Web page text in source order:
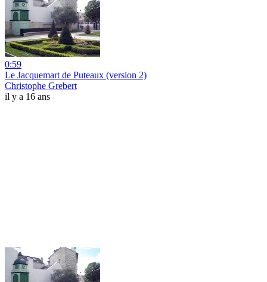
0:59
Le Jacquemart de Puteaux (version 2)
Christophe Grebert
il y a 16 ans